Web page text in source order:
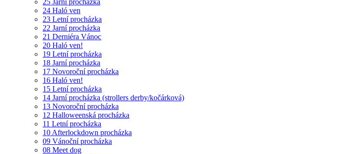
25 Jarní procházka
24 Haló ven
23 Letní procházka
22 Jarní procházka
21 Derniéra Vánoc
20 Haló ven!
19 Letní procházka
18 Jarní procházka
17 Novoroční procházka
16 Haló ven!
15 Letní procházka
14 Jarní procházka (strollers derby/kočárková)
13 Novoroční procházka
12 Halloweenská procházka
11 Letní procházka
10 Afterlockdown procházka
09 Vánoční procházka
08 Meet dog